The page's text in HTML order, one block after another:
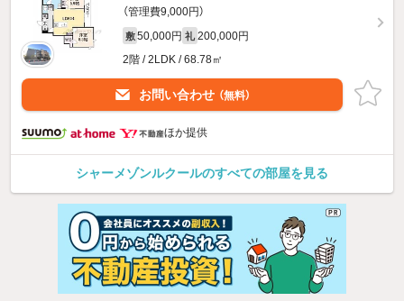
（管理費9,000円）
敷 50,000円 礼 200,000円
2階 / 2LDK / 68.78㎡
お問い合わせ （無料）
ほか提供
シャーメゾンルクールのすべての部屋を見る